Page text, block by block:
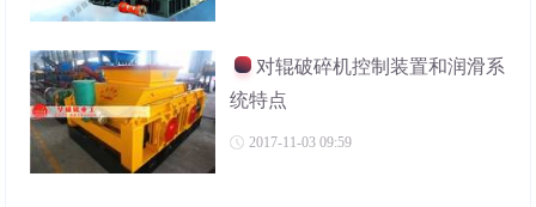
对辊破碎机控制装置和润滑系
统特点
2017-11-03 09:59